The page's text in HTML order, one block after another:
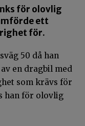
för olovlig
ett
för.
50 då han
en dragbil med
som krävs för
han för olovlig